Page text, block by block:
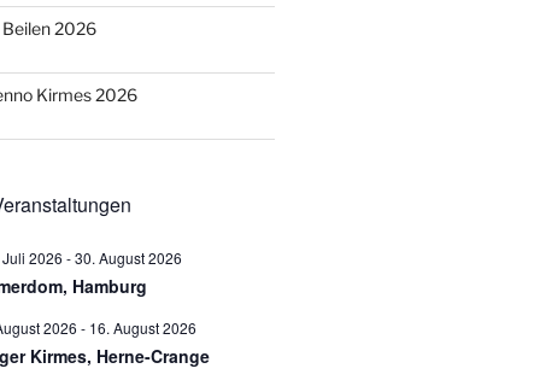
Beilen 2026
Kirmes 2026
2026 -30. August 2026
Hamburg
2026 - 16. August 2026
Kirmes, Herne-Crange